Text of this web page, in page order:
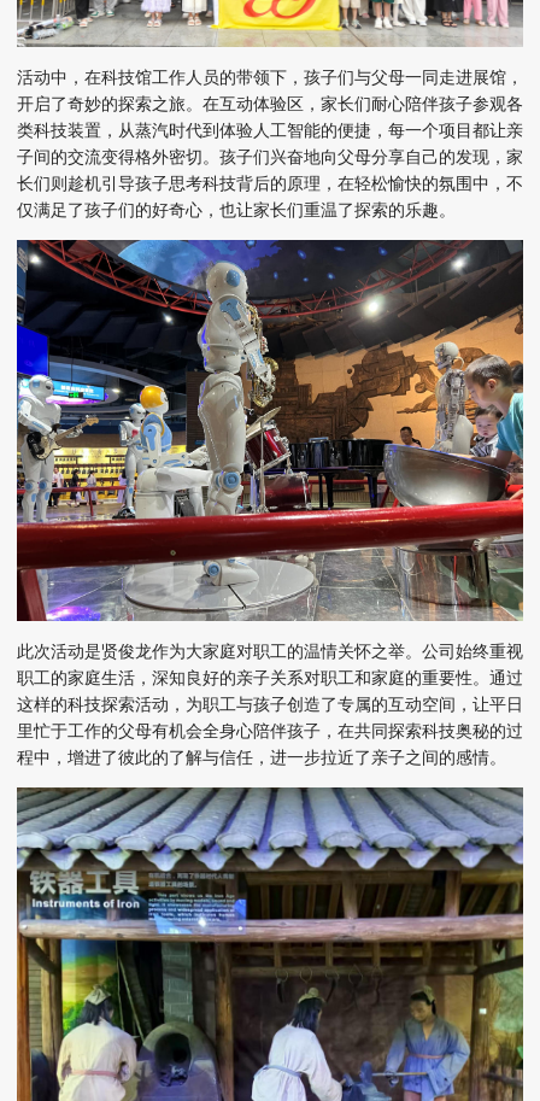
活动中， 在科技馆工作人员的带领下， 孩子们与父母一同走进展馆 ，
开启了奇妙的探索之旅。在互动体验区，家长们耐心陪伴孩子参观各
类科技装置，从蒸汽时代到体验人工智能的便捷，每一个项目都让亲
子间的交流变得格外密切。孩子们兴奋地向父母分享自己的发现，家
长们则趁机引导孩子思考科技背后的原理，在轻松愉快的氛围中，不
仅满足了孩子们的好奇心，也让家长们重温了探索的乐趣。
此次活动是贤俊龙作为大家庭对职工的温情关怀之举。公司始终重视
职工的家庭生活，深知良好的亲子关系对职工和家庭的重要性。通过
这样的科技探索活动，为职工与孩子创造了专属的互动空间，让平日
里忙于工作的父母有机会全身心陪伴孩子，在共同探索科技奥秘的过
程中，增进了彼此的了解与信任，进一步拉近了亲子之间的感情。